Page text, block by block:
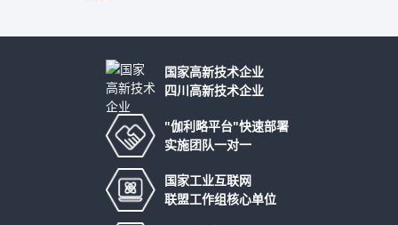
国家高新技术企业
四川高新技术企业
"伽利略平台"快速部署
实施团队一对一
国家工业互联网
联盟工作组核心单位